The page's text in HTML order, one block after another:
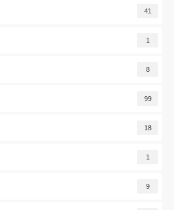
41
1
8
99
18
1
9